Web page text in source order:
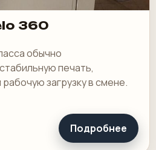
360
обычно
печать,
загрузку в смене.
Подробнее